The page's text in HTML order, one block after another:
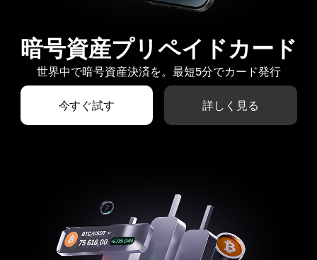
暗号資産プリペイドカード
世界中で暗号資産決済を。最短5分でカード発行
今すぐ試す 詳しく見る